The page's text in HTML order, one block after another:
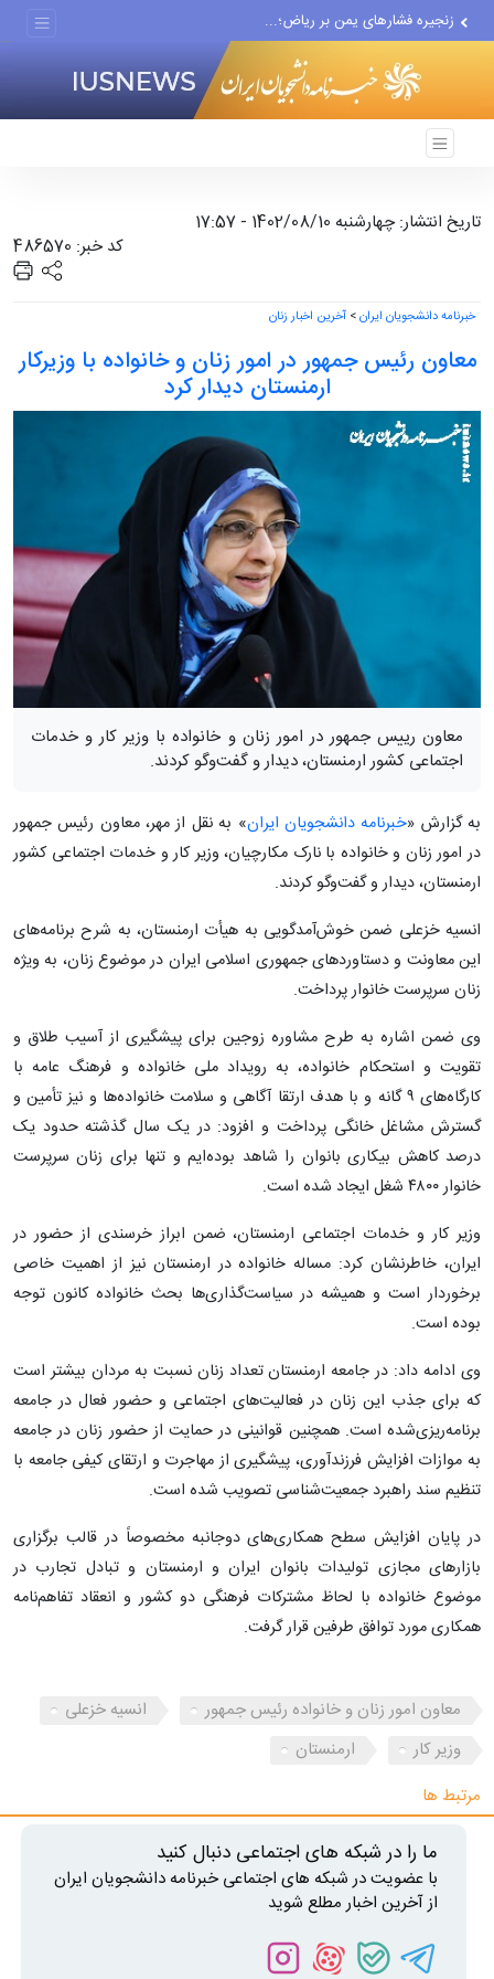
زنجیره فشارهای یمن بر ریاض؛...
تبدیل بخشی از خیابان...
از سرگیری مجدد حملات یمن به...
تاریخ انتشار: چهارشنبه 1402/08/10 - 17:57
کد خبر: 486570
خبرنامه دانشجویان ایران> آخرین اخبار زنان
معاون رئیس جمهور در امور زنان و خانواده با وزیرکار
ارمنستان دیدار کرد
معاون رییس جمهور در امور زنان و خانواده با وزیر کار و خدمات
اجتماعی کشور ارمنستان، دیدار و گفت‌وگو کردند.
به گزارش «خبرنامه دانشجویان ایران» به نقل از مهر، معاون رئیس جمهور
در امور زنان و خانواده با نارک مکارچیان، وزیر کار و خدمات اجتماعی کشور
ارمنستان، دیدار و گفت‌وگو کردند.
انسیه خزعلی ضمن خوش‌آمدگویی به هیأت ارمنستان، به شرح برنامه‌های
این معاونت و دستاوردهای جمهوری اسلامی ایران در موضوع زنان، به ویژه
زنان سرپرست خانوار پرداخت.
وی ضمن اشاره به طرح مشاوره زوجین برای پیشگیری از آسیب طلاق و
تقویت و استحکام خانواده، به رویداد ملی خانواده و فرهنگ عامه با
کارگاه‌های ۹ گانه و با هدف ارتقا آگاهی و سلامت خانواده‌ها و نیز تأمین و
گسترش مشاغل خانگی پرداخت و افزود: در یک سال گذشته حدود یک
درصد کاهش بیکاری بانوان را شاهد بوده‌ایم و تنها برای زنان سرپرست
خانوار ۴۸۰۰ شغل ایجاد شده است.
وزیر کار و خدمات اجتماعی ارمنستان، ضمن ابراز خرسندی از حضور در
ایران، خاطرنشان کرد: مساله خانواده در ارمنستان نیز از اهمیت خاصی
برخوردار است و همیشه در سیاست‌گذاری‌ها بحث خانواده کانون توجه
بوده است.
وی ادامه داد: در جامعه ارمنستان تعداد زنان نسبت به مردان بیشتر است
که برای جذب این زنان در فعالیت‌های اجتماعی و حضور فعال در جامعه
برنامه‌ریزی‌شده است. همچنین قوانینی در حمایت از حضور زنان در جامعه
به موازات افزایش فرزندآوری، پیشگیری از مهاجرت و ارتقای کیفی جامعه با
تنظیم سند راهبرد جمعیت‌شناسی تصویب شده است.
در پایان افزایش سطح همکاری‌های دوجانبه مخصوصاً در قالب برگزاری
بازارهای مجازی تولیدات بانوان ایران و ارمنستان و تبادل تجارب در
موضوع خانواده با لحاظ مشترکات فرهنگی دو کشور و انعقاد تفاهم‌نامه
همکاری مورد توافق طرفین قرار گرفت.
معاون امور زنان و خانواده رئیس جمهور
انسیه خزعلی
وزیر کار
ارمنستان
مرتبط ها
ما را در شبکه های اجتماعی دنبال کنید
با عضویت در شبکه های اجتماعی خبرنامه دانشجویان ایران
از آخرین اخبار مطلع شوید